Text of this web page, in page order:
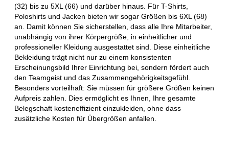
(32) bis zu 5XL (66) und darüber hinaus. Für T-Shirts,
Poloshirts und Jacken bieten wir sogar Größen bis 6XL (68)
an. Damit können Sie sicherstellen, dass alle Ihre Mitarbeiter,
unabhängig von ihrer Körpergröße, in einheitlicher und
professioneller Kleidung ausgestattet sind. Diese einheitliche
Bekleidung trägt nicht nur zu einem konsistenten
Erscheinungsbild Ihrer Einrichtung bei, sondern fördert auch
den Teamgeist und das Zusammengehörigkeitsgefühl.
Besonders vorteilhaft: Sie müssen für größere Größen keinen
Aufpreis zahlen. Dies ermöglicht es Ihnen, Ihre gesamte
Belegschaft kosteneffizient einzukleiden, ohne dass
zusätzliche Kosten für Übergrößen anfallen.